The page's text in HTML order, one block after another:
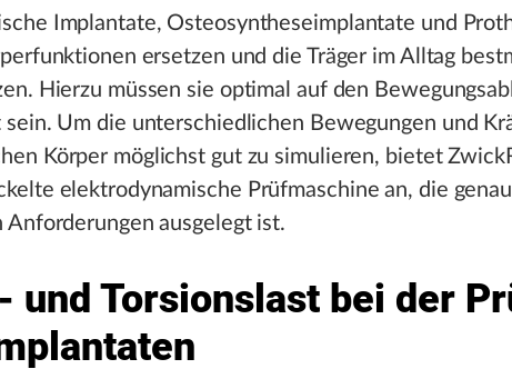
Implantate, Osteosyntheseimplantate und
ersetzen und die Träger im Alltag
Hierzu müssen sie optimal auf den
sein. Um die unterschiedlichen Bewegungen und
Körper möglichst gut zu simulieren, bietet
elektrodynamische Prüfmaschine an, die
Anforderungen ausgelegt ist.
und Torsionslast bei der